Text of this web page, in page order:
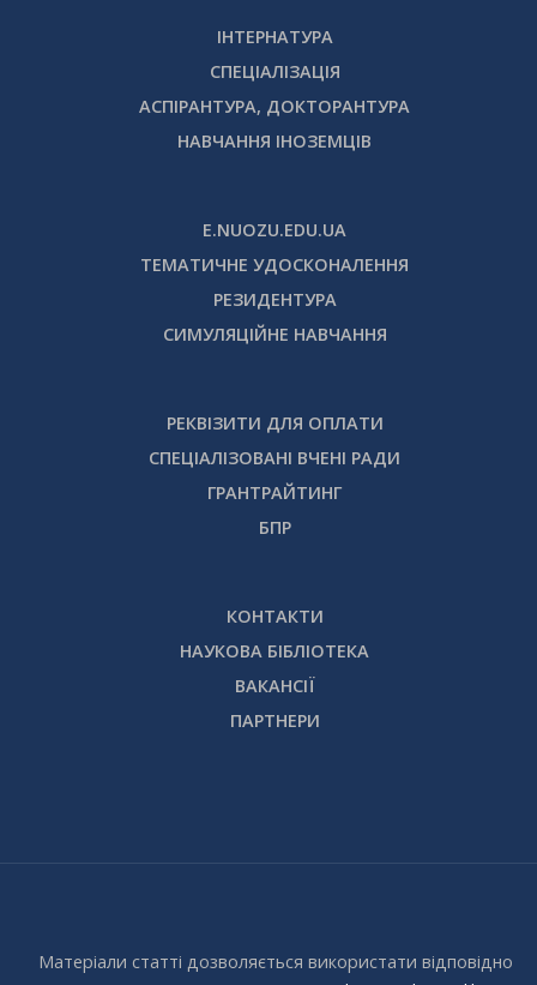
ІНТЕРНАТУРА
СПЕЦІАЛІЗАЦІЯ
АСПІРАНТУРА, ДОКТОРАНТУРА
НАВЧАННЯ ІНОЗЕМЦІВ
E.NUOZU.EDU.UA
ТЕМАТИЧНЕ УДОСКОНАЛЕННЯ
РЕЗИДЕНТУРА
СИМУЛЯЦІЙНЕ НАВЧАННЯ
РЕКВІЗИТИ ДЛЯ ОПЛАТИ
СПЕЦІАЛІЗОВАНІ ВЧЕНІ РАДИ
ГРАНТРАЙТИНГ
БПР
КОНТАКТИ
НАУКОВА БІБЛІОТЕКА
ВАКАНСІЇ
ПАРТНЕРИ
Матеріали статті дозволяється використати відповідно